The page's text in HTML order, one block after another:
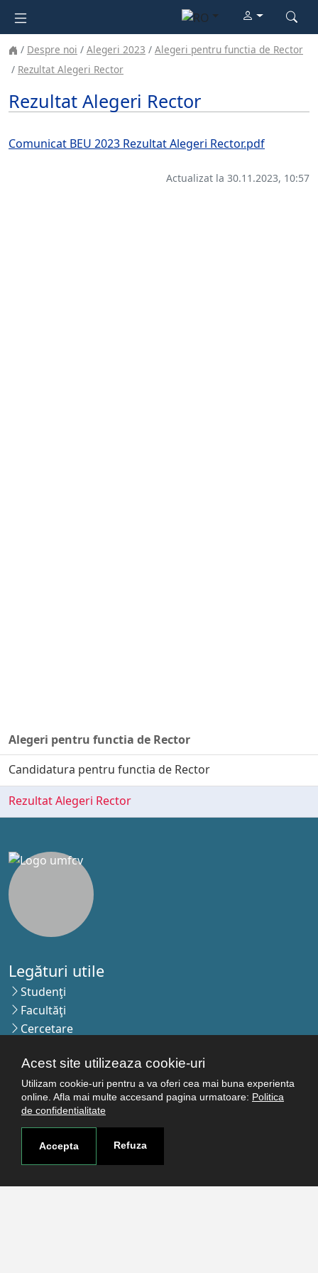
Acest site utilizeaza cookie-uri
Utilizam cookie-uri pentru a va oferi cea mai buna experienta
online. Afla mai multe accesand pagina urmatoare: Politica
de confidentialitate
Accepta Refuza
Despre noi Alegeri 2023
Alegeri pentru functia de Rector
Rezultat Alegeri Rector
Alegeri pentru functia de Rector
Candidatura pentru functia de Rector
Rezultat Alegeri Rector
Rezultat Alegeri Rector
Comunicat BEU 2023 Rezultat Alegeri Rector.pdf
Actualizat la 30.11.2023, 10:57
Legături utile
Studenţi
Facultăţi
Cercetare
Politica de confidenţialitate
Autentificare
Contact